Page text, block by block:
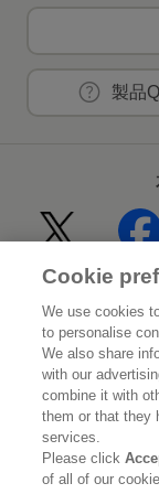
製品
Home
サステナビ
ブランド
ニュースル
Cookie
We use cookies
to personalise
We also share
with our
combine it with
them or that they
services.
Please click
of all of our